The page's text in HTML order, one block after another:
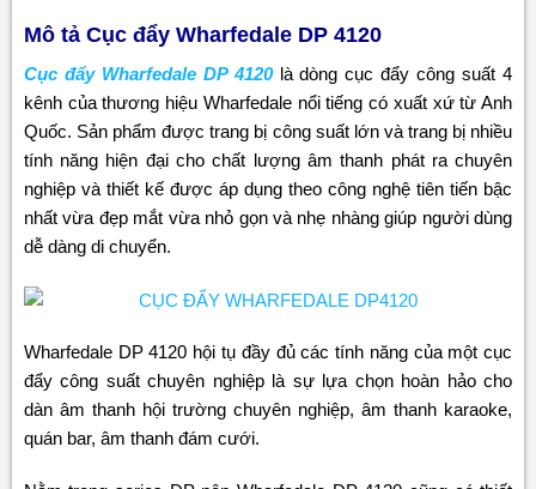
Mô tả Cục đẩy Wharfedale DP 4120
Cục đẩy Wharfedale DP 4120là dòng cục đẩy công suất 4
kênh của thương hiệu Wharfedale nổi tiếng có xuất xứ từ Anh
Quốc. Sản phẩm được trang bị công suất lớn và trang bị nhiều
tính năng hiện đại cho chất lượng âm thanh phát ra chuyên
nghiệp và thiết kế được áp dụng theo công nghệ tiên tiến bậc
nhất vừa đẹp mắt vừa nhỏ gọn và nhẹ nhàng giúp người dùng
dễ dàng di chuyển.
Wharfedale DP 4120 hội tụ đầy đủ các tính năng của một cục
đẩy công suất chuyên nghiệp là sự lựa chọn hoàn hảo cho
dàn âm thanh hội trường chuyên nghiệp, âm thanh karaoke,
quán bar, âm thanh đám cưới.